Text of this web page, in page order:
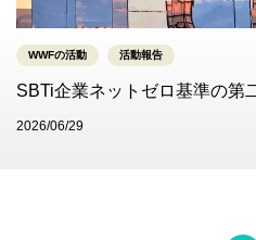
WWFの活動 活動報告
SBTi企業ネットゼロ基準の第
2026/06/29